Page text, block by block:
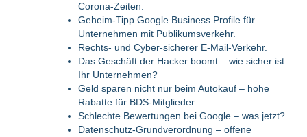
Corona-Zeiten.
Geheim-Tipp Google Business Profile für
Unternehmen mit Publikumsverkehr.
Rechts- und Cyber-sicherer E-Mail-Verkehr.
Das Geschäft der Hacker boomt – wie sicher ist
Ihr Unternehmen?
Geld sparen nicht nur beim Autokauf – hohe
Rabatte für BDS-Mitglieder.
Schlechte Bewertungen bei Google – was jetzt?
Datenschutz-Grundverordnung – offene